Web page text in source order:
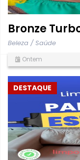
Bronze
Beleza / Saúde
Ontem
DESTAQUE